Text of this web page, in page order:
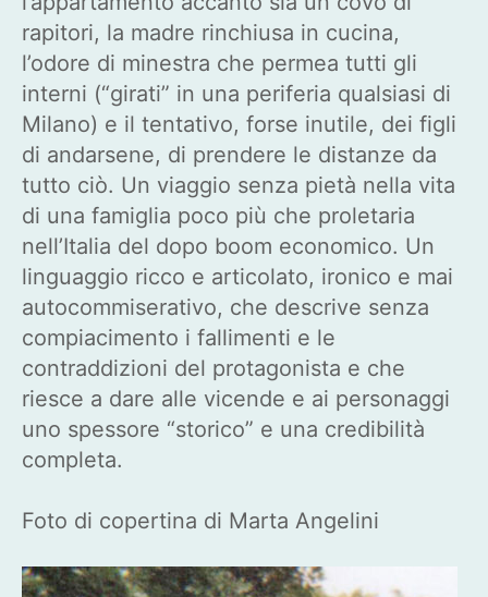
rapitori, la madre rinchiusa in cucina,
l’odore di minestra che permea tutti gli
interni (“girati” in una periferia qualsiasi di
Milano) e il tentativo, forse inutile, dei figli
di andarsene, di prendere le distanze da
tutto ciò. Un viaggio senza pietà nella vita
di una famiglia poco più che proletaria
nell’Italia del dopo boom economico. Un
linguaggio ricco e articolato, ironico e mai
autocommiserativo, che descrive senza
compiacimento i fallimenti e le
contraddizioni del protagonista e che
riesce a dare alle vicende e ai personaggi
uno spessore “storico” e una credibilità
completa.
Foto di copertina di Marta Angelini